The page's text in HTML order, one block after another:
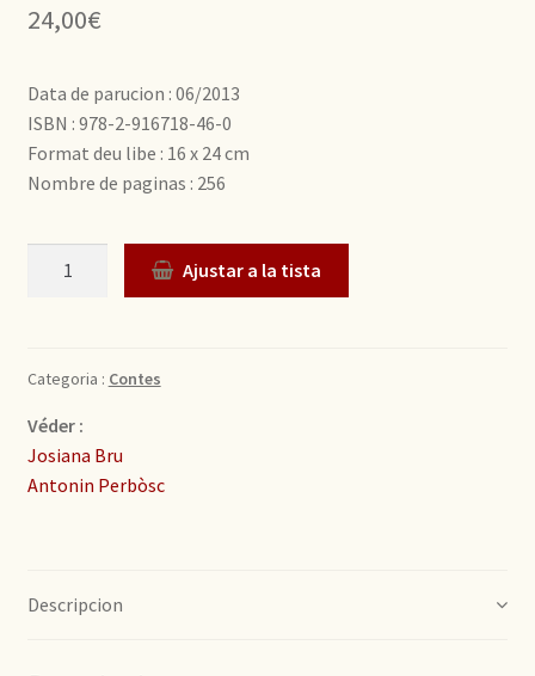
24,00€
Data de parucion : 06/2013
ISBN : 978-2-916718-46-0
Format deu libe : 16 x 24 cm
Nombre de paginas : 256
Quantitat Ajustar a la tista
Categoria : Contes
Véder :
Josiana Bru
Antonin Perbòsc
Descripcion